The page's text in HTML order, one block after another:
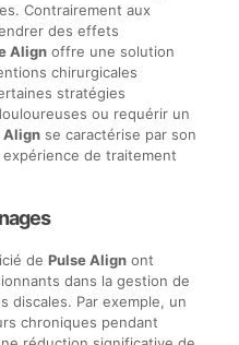
Contrairement aux
des effets
Alignoffre une solution
chirurgicales
stratégies
ou requérir un
Alignse caractérise par son
de traitement
de Pulse Alignont
dans la gestion de
discales. Par exemple, un
chroniques pendant